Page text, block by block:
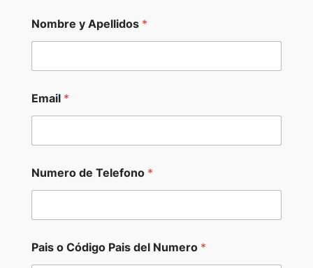
Nombre y Apellidos *
Email *
Numero de Telefono *
Pais o Código Pais del Numero *